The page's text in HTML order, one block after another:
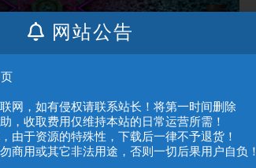
网站公告
网，如有侵权请联系站长！将第一时间删除
，收取费用仅维持本站的日常运营所需！
由于资源的特殊性，下载后一律不予退货！
商用或其它非法用途，否则一切后果用户自负！